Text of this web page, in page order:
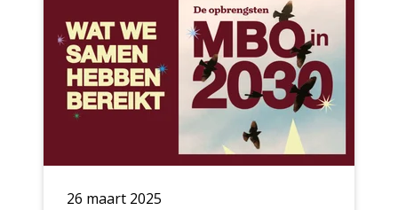
26 maart 2025